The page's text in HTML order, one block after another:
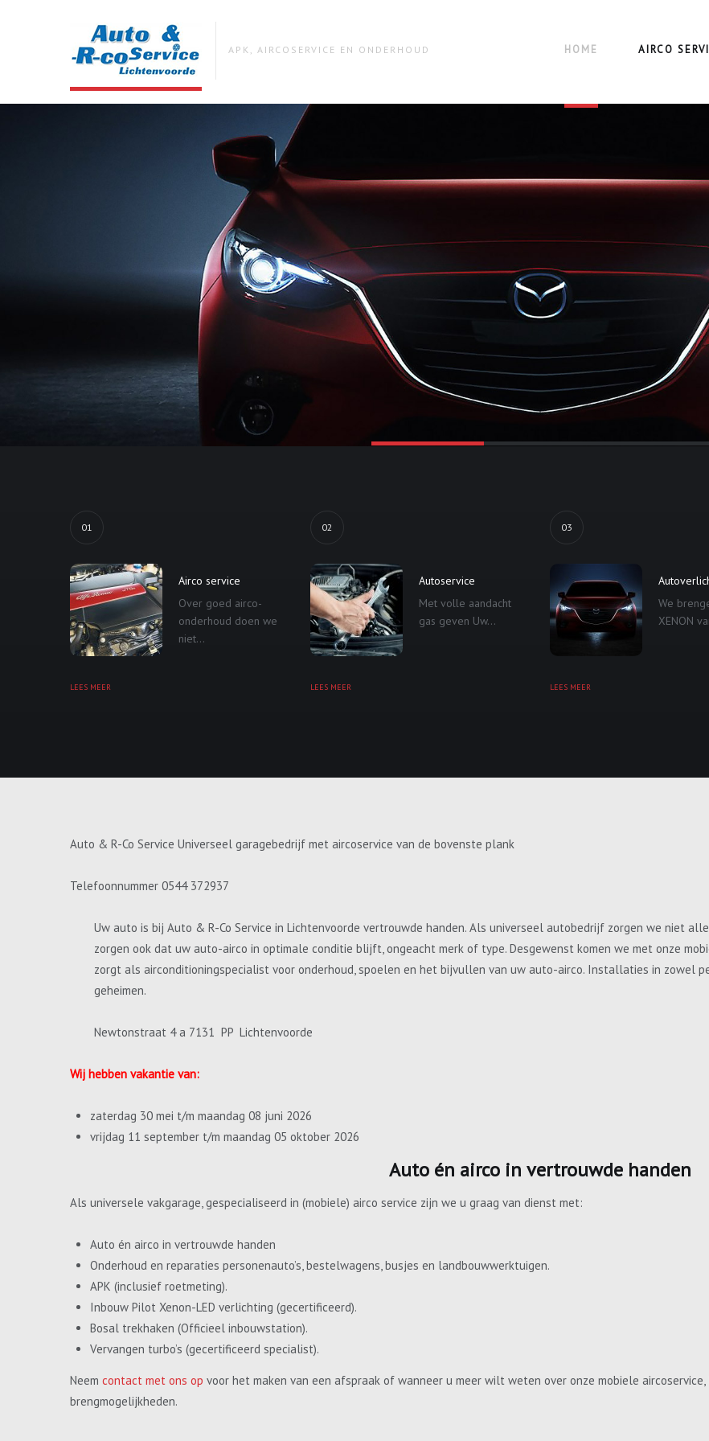
APK, AIRCOSERVICE EN ONDERHOUD HOME AIRCO
01
Airco service
Over goed airco-
onderhoud doen we
niet...
LEES MEER
02
Autoservice
Met volle aandacht
gas geven Uw...
LEES MEER
03
We
XENON
LEES MEER
Auto & R-Co Service Universeel garagebedrijf met aircoservice van de bovenste plank
Telefoonnummer 0544 372937
Uw auto is bij Auto & R-Co Service in Lichtenvoorde vertrouwde handen. Als universeel autobedrijf zorgen we niet
zorgen ook dat uw auto-airco in optimale conditie blijft, ongeacht merk of type. Desgewenst komen we met onze
zorgt als airconditioningspecialist voor onderhoud, spoelen en het bijvullen van uw auto-airco. Installaties in zowel
geheimen.
Newtonstraat 4 a 7131 PP Lichtenvoorde
Wij hebben vakantie van:
zaterdag 30 mei t/m maandag 08 juni 2026
vrijdag 11 september t/m maandag 05 oktober 2026
Auto én airco in vertrouwde handen
Als universele vakgarage, gespecialiseerd in (mobiele) airco service zijn we u graag van dienst met:
Auto én airco in vertrouwde handen
Onderhoud en reparaties personenauto’s, bestelwagens, busjes en landbouwwerktuigen.
APK (inclusief roetmeting).
Inbouw Pilot Xenon-LED verlichting (gecertificeerd).
Bosal trekhaken (Officieel inbouwstation).
Vervangen turbo’s (gecertificeerd specialist).
Neem contact met ons op voor het maken van een afspraak of wanneer u meer wilt weten over onze mobiele
brengmogelijkheden.